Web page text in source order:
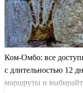
Ком-Омбо: все
с длительностью 12
маршруты и